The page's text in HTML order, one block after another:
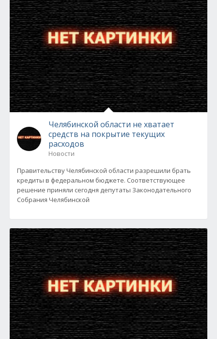
Челябинской области не хватает
средств на покрытие текущих
расходов
Новости
Правительству Челябинской области разрешили брать
кредиты в федеральном бюджете. Соответствующее
решение приняли сегодня депутаты Законодательного
Собрания Челябинской